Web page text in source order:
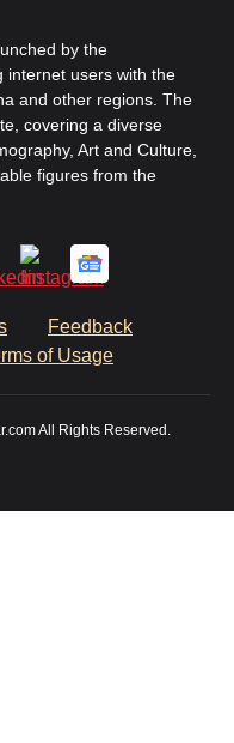
by the
internet users with the
and other regions. The
covering a diverse
Art and Culture,
figures from the
Feedback
of Usage
All Rights Reserved.